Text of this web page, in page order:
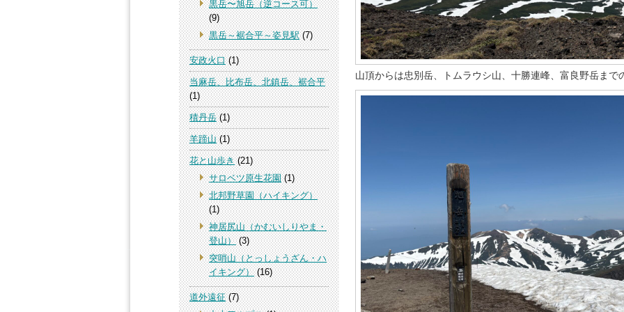
黒岳〜旭岳（逆コース可）
(9)
黒岳～裾合平～姿見駅(7)
安政火口(1)
当麻岳、比布岳、北鎮岳、裾合平
(1)
積丹岳(1)
羊蹄山(1)
花と山歩き(21)
サロベツ原生花園(1)
北邦野草園（ハイキング）
(1)
神居尻山（かむいしりやま・
登山）(3)
突哨山（とっしょうざん・ハ
イキング）(16)
道外遠征(7)
山頂からは忠別岳、トムラウシ山、十勝連峰、富良野岳まで